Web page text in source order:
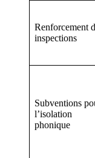
Renforcement
inspections
Subventions
l’isolation
phonique